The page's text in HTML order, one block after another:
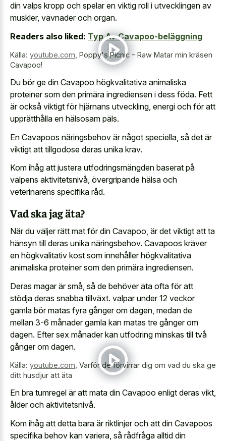
din valps kropp och spelar en viktig roll i utvecklingen av
muskler, vävnader och organ.
Readers also liked: Typ Av Cavapoo-beläggning
Källa: youtube.com Poppy's Picnic - Raw Matar min kräsen
Cavapoo!
Du bör ge din Cavapoo högkvalitativa animaliska
proteiner som den primära ingrediensen i dess föda. Fett
är också viktigt för hjärnans utveckling, energi och för att
upprätthålla en hälsosam päls.
En Cavapoos näringsbehov är något speciella, så det är
viktigt att tillgodose deras unika krav.
Kom ihåg att justera utfodringsmängden baserat på
valpens aktivitetsnivå, övergripande hälsa och
veterinärens specifika råd.
Vad ska jag äta?
När du väljer rätt mat för din Cavapoo, är det viktigt att ta
hänsyn till deras unika näringsbehov. Cavapoos kräver
en högkvalitativ kost som innehåller högkvalitativa
animaliska proteiner som den primära ingrediensen.
Deras magar är små, så de behöver äta ofta för att
stödja deras snabba tillväxt. valpar under 12 veckor
gamla bör matas fyra gånger om dagen, medan de
mellan 3-6 månader gamla kan matas tre gånger om
dagen. Efter sex månader kan utfodring minskas till två
gånger om dagen.
Källa: youtube.com Varför de förvirrar dig om vad du ska ge
ditt husdjur att äta
En bra tumregel är att mata din Cavapoo enligt deras vikt,
ålder och aktivitetsnivå.
Kom ihåg att detta bara är riktlinjer och att din Cavapoos
specifika behov kan variera, så rådfråga alltid din